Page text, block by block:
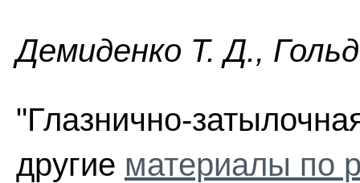
Демиденко Т. Д.,
"Глазнично-
другие материалы по